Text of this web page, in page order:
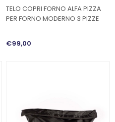
TELO COPRI FORNO ALFA PIZZA
PER FORNO MODERNO 3 PIZZE
€99,00